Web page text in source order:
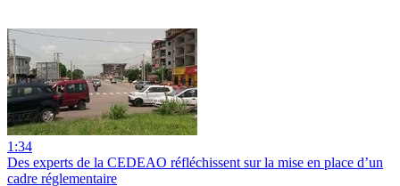
1:34
Des experts de la CEDEAO réfléchissent sur la mise en place d’un
cadre réglementaire